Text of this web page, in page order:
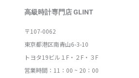
高級時計専門店 GLINT
〒107-0062
東京都港区南青山6-3-10
トヨタ19ビル１F・２F・３F
営業時間：11：00 ~ 20：00